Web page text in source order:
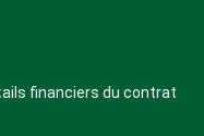
financiers du contrat